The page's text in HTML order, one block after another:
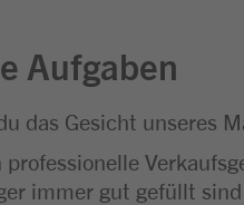
Aufgaben
das Gesicht unseres
immer gut gefüllt sind